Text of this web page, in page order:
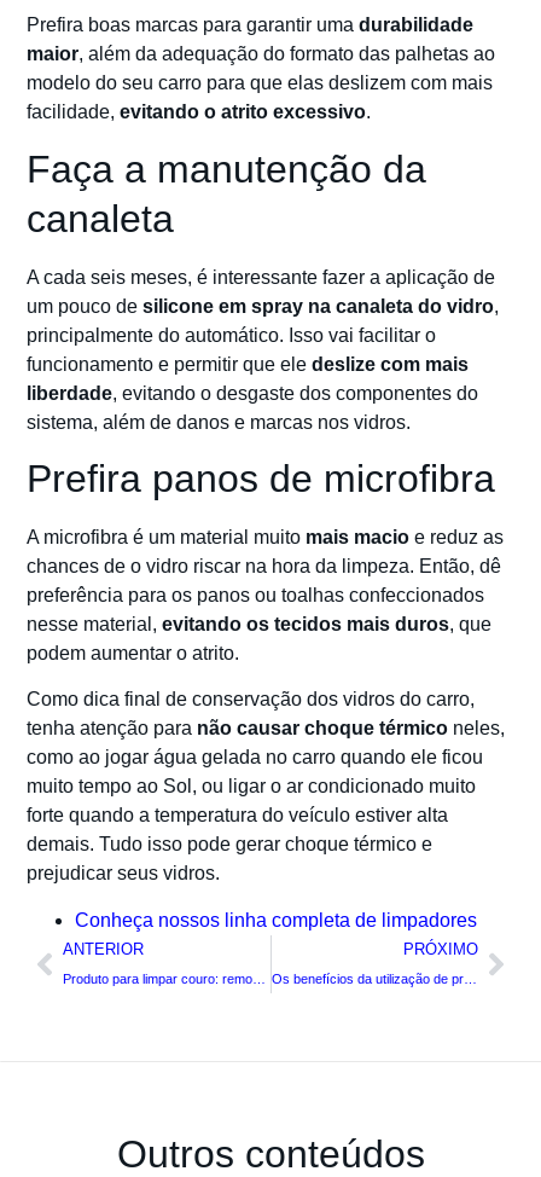
Prefira boas marcas para garantir umadurabilidade
maior, além da adequação do formato das palhetas ao
modelo do seu carro para que elas deslizem com mais
facilidade,evitando o atrito excessivo.
Faça a manutenção da
canaleta
A cada seis meses, é interessante fazer a aplicação de
um pouco desilicone em spray na canaleta do vidro,
principalmente do automático. Isso vai facilitar o
funcionamento e permitir que eledeslize com mais
liberdade, evitando o desgaste dos componentes do
sistema, além de danos e marcas nos vidros.
Prefira panos de microfibra
A microfibra é um material muito mais macio e reduz as
chances de o vidro riscar na hora da limpeza. Então, dê
preferência para os panos ou toalhas confeccionados
nesse material,evitando os tecidos mais duros, que
podem aumentar o atrito.
Como dica final de conservação dos vidros do carro,
tenha atenção para não causar choque térmico neles,
como ao jogar água gelada no carro quando ele ficou
muito tempo ao Sol, ou ligar o ar condicionado muito
forte quando a temperatura do veículo estiver alta
demais. Tudo isso pode gerar choque térmico e
prejudicar seus vidros.
Conheça nossos linha completa de limpadores
ANTERIOR PRÓXIMO
Os benefícios da utilização de produtos de limpeza ecológicos para carros.
Outros conteúdos